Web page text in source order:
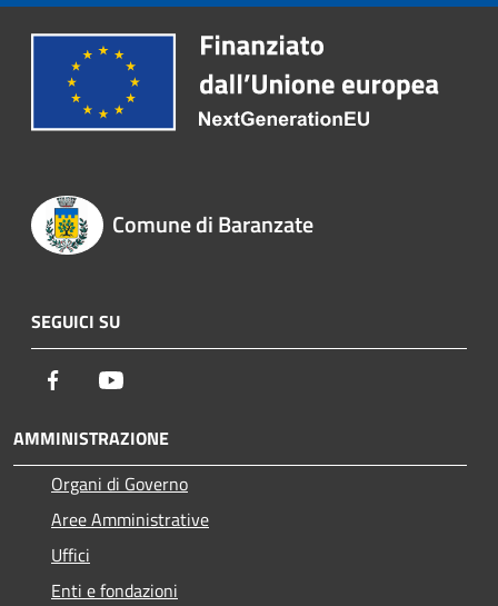
Comune di Baranzate
SEGUICI SU
Facebook
AMMINISTRAZIONE
Organi di Governo
Aree Amministrative
Uffici
Enti e fondazioni